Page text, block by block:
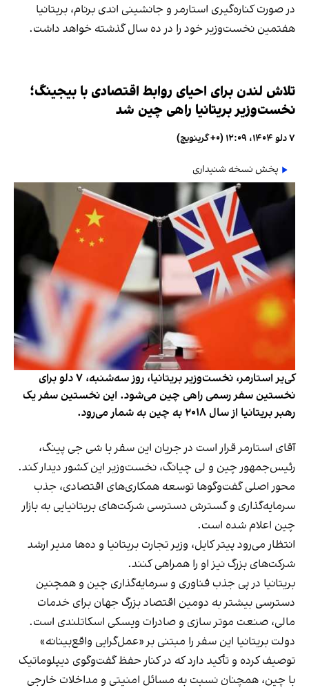
در صورت کناره‌گیری استارمر و جانشینی اندی برنام، بریتانیا
هفتمین نخست‌وزیر خود را در ده سال گذشته خواهد داشت.
تلاش لندن برای احیای روابط اقتصادی با بیجینگ؛
نخست‌وزیر بریتانیا راهی چین شد
۷ دلو ۱۴۰۴، ۱۲:۰۹ (‎+۰ گرینویچ)
پخش نسخه شنیداری
کی‌یر استارمر، نخست‌وزیر بریتانیا، روز سه‌شنبه، ۷ دلو برای
نخستین سفر رسمی راهی چین می‌شود. این نخستین سفر یک
رهبر بریتانیا از سال ۲۰۱۸ به چین به شمار می‌رود.
آقای استارمر قرار است در جریان این سفر با شی جی پینگ،
رئیس‌جمهور چین و لی چیانگ، نخست‌وزیر این کشور دیدار کند.
محور اصلی گفت‌وگوها توسعه همکاری‌های اقتصادی، جذب
سرمایه‌گذاری و گسترش دسترسی شرکت‌های بریتانیایی به بازار
چین اعلام شده است.
انتظار می‌رود پیتر کایل، وزیر تجارت بریتانیا و ده‌ها مدیر ارشد
شرکت‌های بزرگ نیز او را همراهی کنند.
بریتانیا در پی جذب فناوری و سرمایه‌گذاری چین و همچنین
دسترسی بیشتر به دومین اقتصاد بزرگ جهان برای خدمات
مالی، صنعت موتر سازی و صادرات ویسکی اسکاتلندی است.
دولت بریتانیا این سفر را مبتنی بر «عمل‌گرایی واقع‌بینانه»
توصیف کرده و تأکید دارد که در کنار حفظ گفت‌وگوی دیپلوماتیک
با چین، همچنان نسبت به مسائل امنیتی و مداخلات خارجی